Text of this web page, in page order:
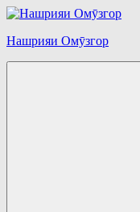
Перейти
содержимому
Нашрияи Омӯзгор